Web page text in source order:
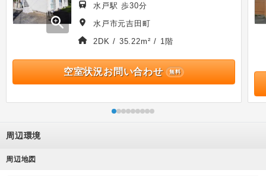
zoom_in
水戸駅 歩30分
水戸市元吉田町
2DK / 35.22m² / 1階
空室状況お問い合わせ 無料
周辺環境
周辺地図